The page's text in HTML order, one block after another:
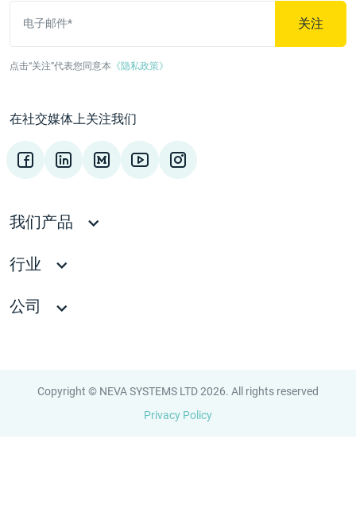
电子邮件* 关注
点击“关注”代表您同意本 《隐私政策》
在社交媒体上关注我们
我们产品
行业
公司
Copyright © NEVA SYSTEMS LTD 2026. All rights reserved
Privacy Policy